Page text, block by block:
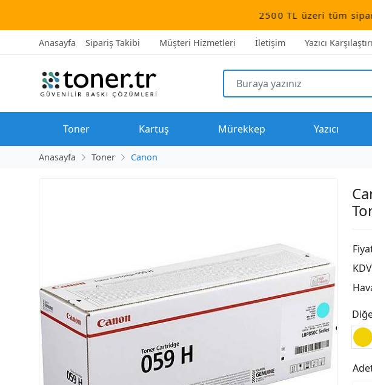
2500 TL üzeri tüm siparişler
Anasayfa Sipariş Takibi Müşteri Hizmetleri İletişim Yazıcı
Toner Kartuş Mürekkep Yazıcı
Anasayfa Toner Canon